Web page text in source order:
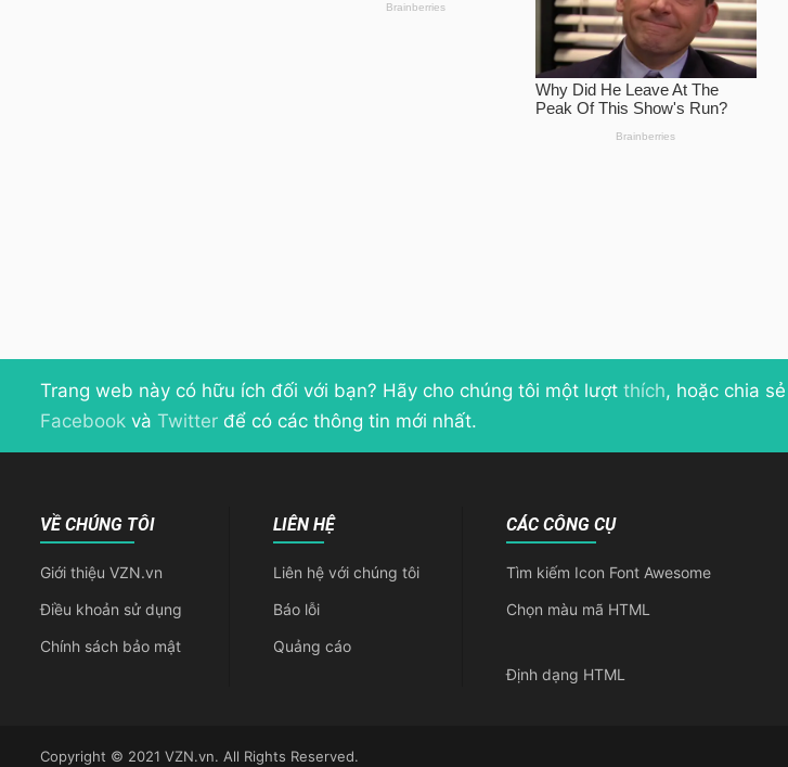
Trang web này có hữu ích đối với bạn? Hãy cho chúng tôi một lượt thích, hoặc chia sẻ
Facebook và Twitter để có các thông tin mới nhất.
VỀ CHÚNG TÔI
Giới thiệu VZN.vn
Điều khoản sử dụng
Chính sách bảo mật
LIÊN HỆ
Liên hệ với chúng tôi
Báo lỗi
Quảng cáo
CÁC CÔNG CỤ
Tìm kiếm Icon Font Awesome
Chọn màu mã HTML
Định dạng HTML
Copyright © 2021 VZN.vn. All Rights Reserved.